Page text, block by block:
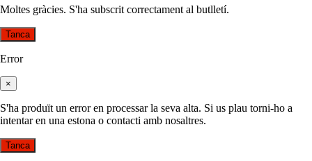
Moltes gràcies. S'ha subscrit correctament al butlletí.
Tanca
Error
×
S'ha produït un error en processar la seva alta. Si us plau torni-ho a
intentar en una estona o contacti amb nosaltres.
Tanca